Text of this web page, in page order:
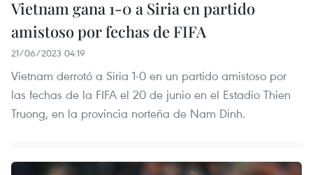
Vietnam gana 1-0 a Siria en partido
amistoso por fechas de FIFA
21/06/2023 04:19
Vietnam derrotó a Siria 1-0 en un partido amistoso por
las fechas de la FIFA el 20 de junio en el Estadio Thien
Truong, en la provincia norteña de Nam Dinh.